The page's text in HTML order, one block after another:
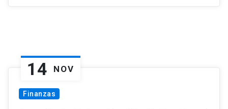
14 NOV
Finanzas